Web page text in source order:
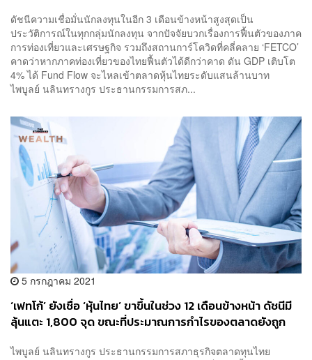
ดัชนีความเชื่อมั่นนักลงทุนในอีก 3 เดือนข้างหน้าสูงสุดเป็น
ประวัติการณ์ในทุกกลุ่มนักลงทุน จากปัจจัยบวกเรื่องการฟื้นตัวของภาค
การท่องเที่ยวและเศรษฐกิจ รวมถึงสถานการ์โควิดที่คลี่คลาย ‘FETCO’
คาดว่าหากภาคท่องเที่ยวของไทยฟื้นตัวได้ดีกว่าคาด ดัน GDP เติบโต
4% ได้ Fund Flow จะไหลเข้าตลาดหุ้นไทยระดับแสนล้านบาท
ไพบูลย์ นลินทรางกูร ประธานกรรมการสภ...
5 กรกฎาคม 2021
‘เฟทโก้’ ยังเชื่อ ‘หุ้นไทย’ ขาขึ้นในช่วง 12 เดือนข้างหน้า ดัชนีมี
ลุ้นแตะ 1,800 จุด ขณะที่ประมาณการกำไรของตลาดยังถูก
ไพบูลย์ นลินทรางกูร ประธานกรรมการสภาธุรกิจตลาดทุนไทย